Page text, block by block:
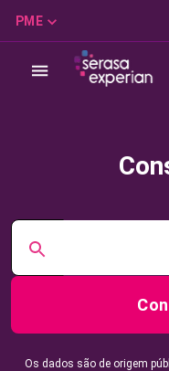
PME
Os dados são de origem